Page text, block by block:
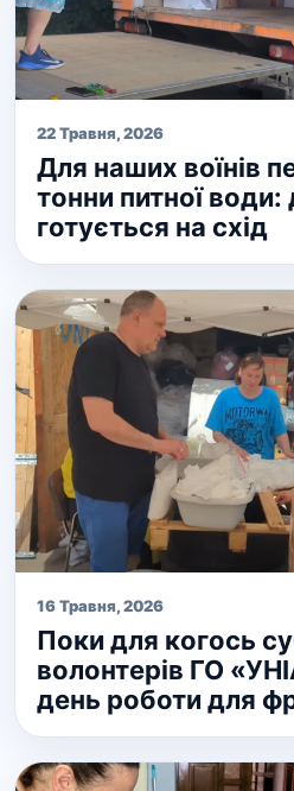
22 Травня, 2026
Для наших воїнів
тонни питної
готується на схід
16 Травня, 2026
Поки для когось
волонтерів ГО
день роботи для